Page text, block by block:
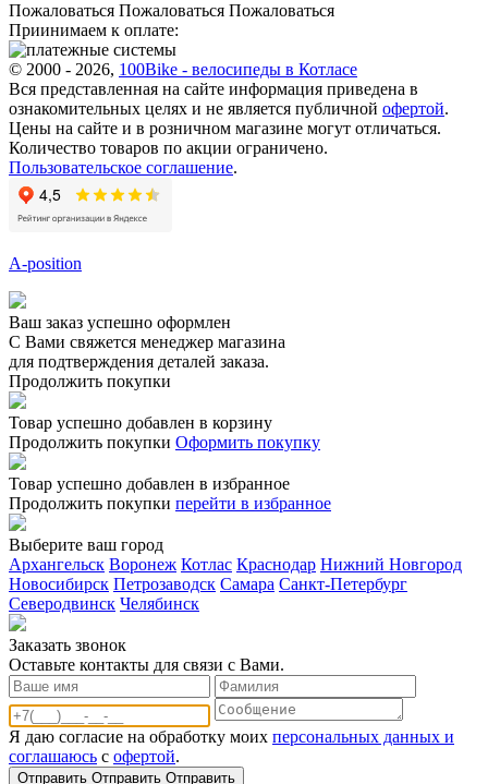
Пожаловаться Пожаловаться Пожаловаться
Приинимаем к оплате:
© 2000 - 2026, 100Bike - велосипеды в Котласе
Вся представленная на сайте информация приведена в
ознакомительных целях и не является публичной офертой.
Цены на сайте и в розничном магазине могут отличаться.
Количество товаров по акции ограничено.
Пользовательское соглашение.
A-position
Ваш заказ успешно оформлен
С Вами свяжется менеджер магазина
для подтверждения деталей заказа.
Продолжить покупки
Товар успешно добавлен в корзину
Продолжить покупки Оформить покупку
Товар успешно добавлен в избранное
Продолжить покупки перейти в избранное
Выберите ваш город
Архангельск Воронеж Котлас Краснодар Нижний Новгород
Новосибирск Петрозаводск Самара Санкт-Петербург
Северодвинск Челябинск
Заказать звонoк
Оставьте контакты для связи с Вами.
Я даю согласие на обработку моих персональных данных и
соглашаюсь с офертой.
Отправить Отправить Отправить